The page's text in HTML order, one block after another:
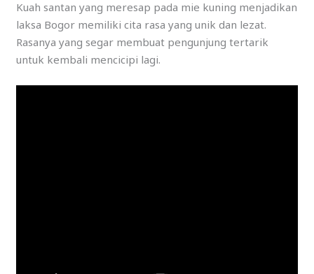
Kuah santan yang meresap pada mie kuning menjadikan
laksa Bogor memiliki cita rasa yang unik dan lezat.
Rasanya yang segar membuat pengunjung tertarik
untuk kembali mencicipi lagi.